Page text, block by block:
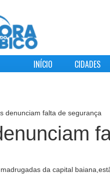
INÍCIO CIDADES
denunciam falta de segurança
da capital